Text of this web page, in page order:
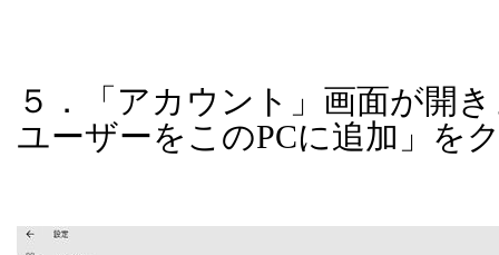
５．「アカウント」画面が開
ユーザーをこのPCに追加」を